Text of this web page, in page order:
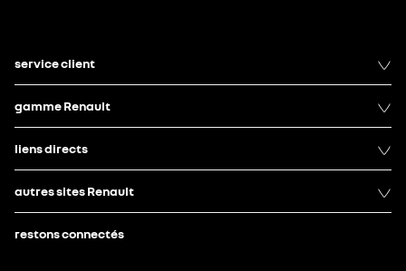
service client
gamme Renault
liens directs
autres sites Renault
restons connectés